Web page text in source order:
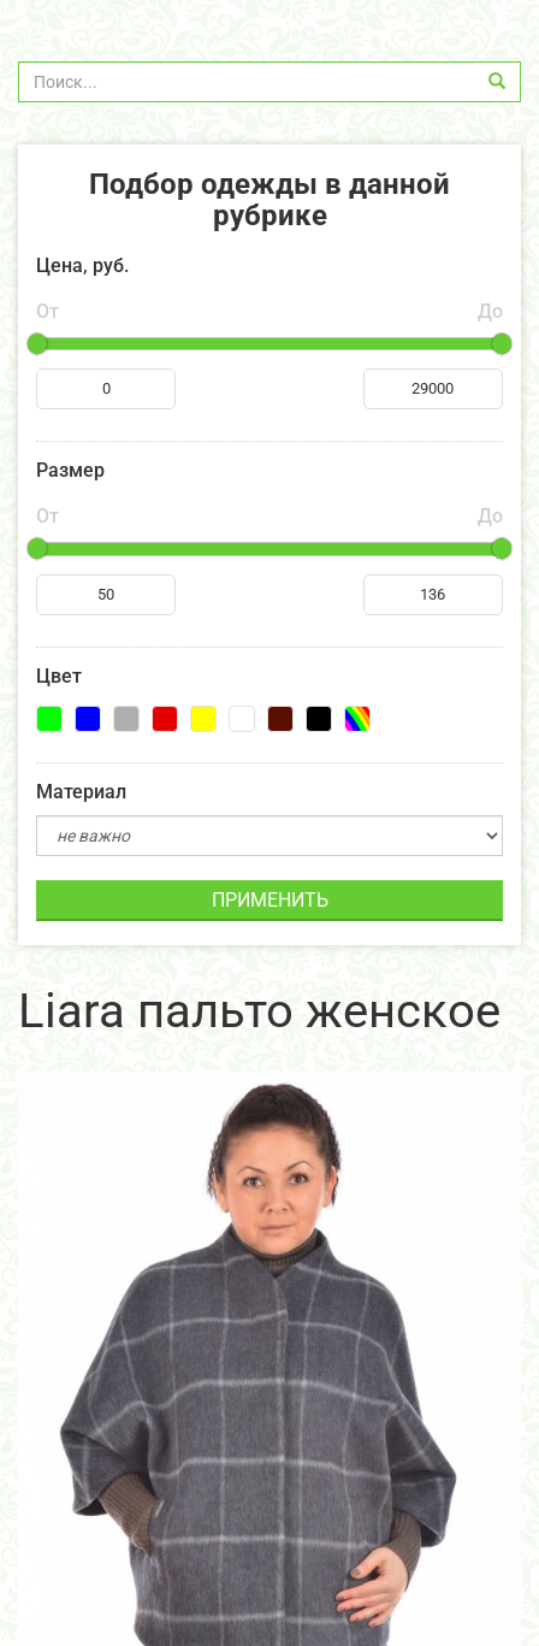
Подбор одежды в данной
рубрике
Цена, руб.
От
До
Размер
От
До
Цвет
Материал
ПРИМЕНИТЬ
Liara пальто женское